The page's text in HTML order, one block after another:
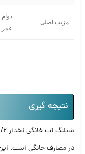
مزیت اصلی
عمر
نتیجه گیری
در مصارف خانگی است. این